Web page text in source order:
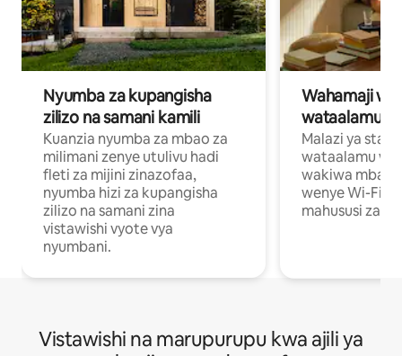
Nyumba za kupangisha
zilizo na samani kamili
Kuanzia nyumba za mbao za
milimani zenye utulivu hadi
fleti za mijini zinazofaa,
nyumba hizi za kupangisha
zilizo na samani zina
vistawishi vyote vya
nyumbani.
Wahamaji
wataalamu
Malazi ya
wataalamu
wakiwa mbali
wenye Wi-Fi
mahususi za
Vistawishi na marupurupu kwa ajili ya